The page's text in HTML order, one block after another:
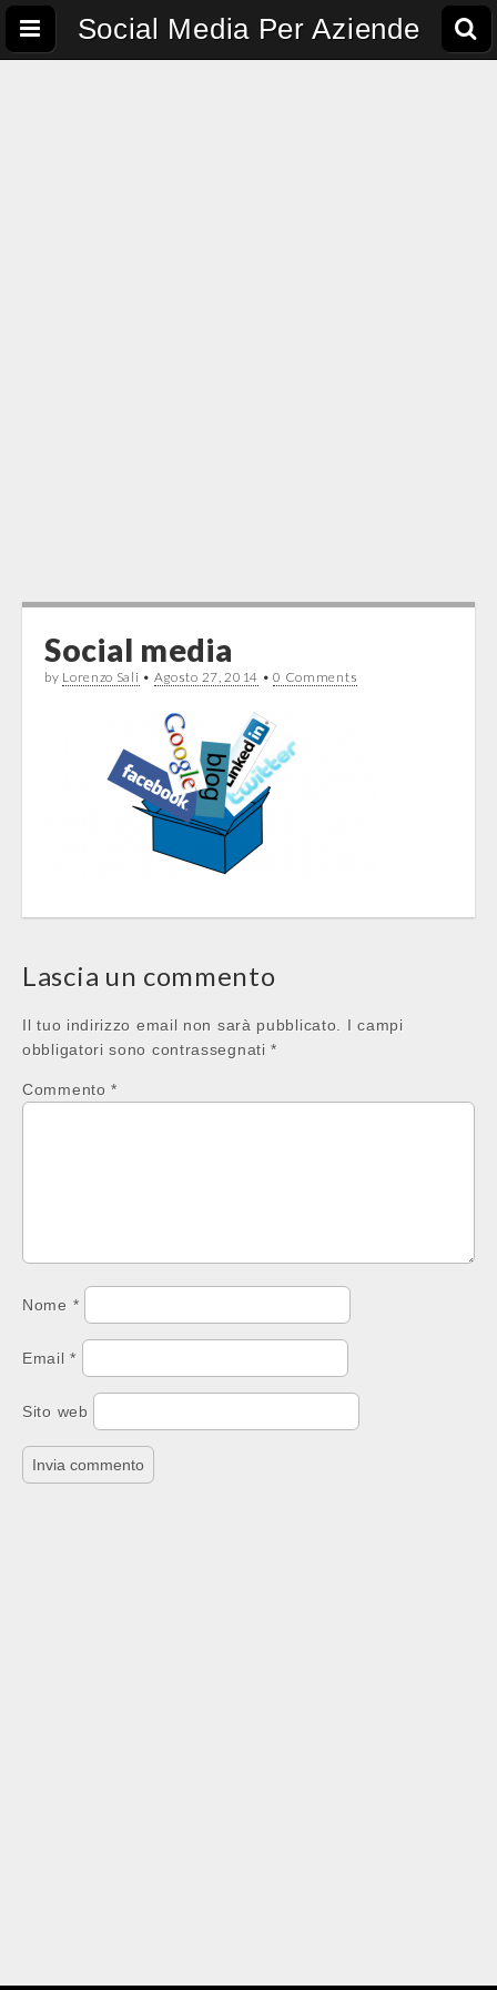
Social Media Per Aziende
Social media
by Lorenzo Sali • Agosto 27, 2014 •0 Comments
navigation
Lascia un commento
Il tuo indirizzo email non sarà pubblicato.
I campi
obbligatori sono contrassegnati*
Commento*
Nome *
Email*
Sito web